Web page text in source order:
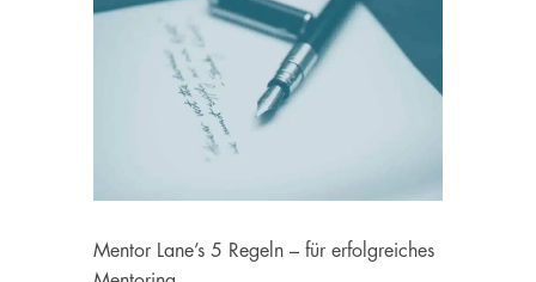
Mentor Lane’s 5 Regeln – für erfolgreiches